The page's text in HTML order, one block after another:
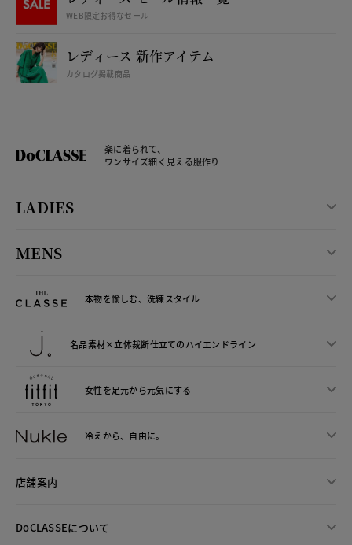
WEB限定お得なセール
レディース 新作アイテム
カタログ掲載商品
楽に着られて、
ワンサイズ細く見える服作り
LADIES
MENS
本物を愉しむ、洗練スタイル
名品素材×立体裁断仕立てのハイエンドライン
女性を足元から元気にする
冷えから、 自由に。
店舗案内
DoCLASSEについて